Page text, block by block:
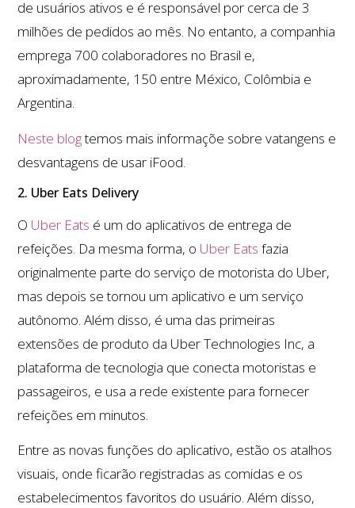
de usuários ativos e é responsável por cerca de 3
milhões de pedidos ao mês. No entanto, a companhia
emprega 700 colaboradores no Brasil e,
aproximadamente, 150 entre México, Colômbia e
Argentina.
Neste blogtemos mais informaçõe sobre vatangens e
desvantagens de usar iFood.
2. Uber Eats Delivery
O Uber Eats é um do aplicativos de entrega de
refeições. Da mesma forma, o Uber Eats fazia
originalmente parte do serviço de motorista do Uber,
mas depois se tornou um aplicativo e um serviço
autônomo. Além disso, é uma das primeiras
extensões de produto da Uber Technologies Inc, a
plataforma de tecnologia que conecta motoristas e
passageiros, e usa a rede existente para fornecer
refeições em minutos.
Entre as novas funções do aplicativo, estão os atalhos
visuais, onde ficarão registradas as comidas e os
estabelecimentos favoritos do usuário. Além disso,